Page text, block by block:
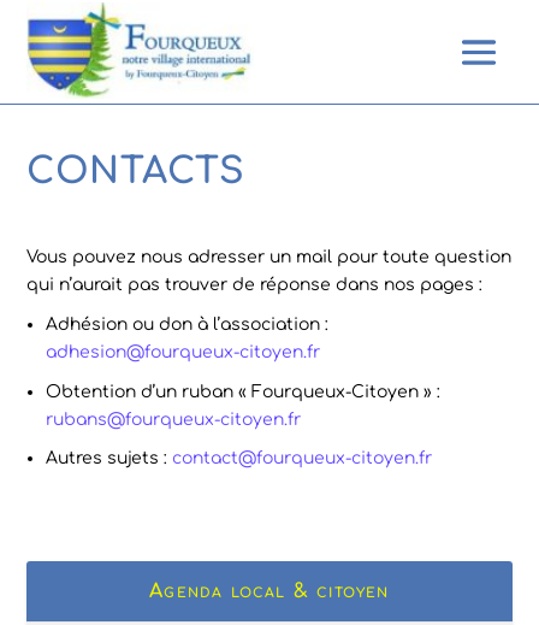
CONTACTS
Vous pouvez nous adresser un mail pour toute question
qui n’aurait pas trouver de réponse dans nos pages :
Adhésion ou don à l’association :
adhesion@fourqueux-citoyen.fr
Obtention d’un ruban « Fourqueux-Citoyen » :
rubans@fourqueux-citoyen.fr
Autres sujets : contact@fourqueux-citoyen.fr
Agenda local & citoyen